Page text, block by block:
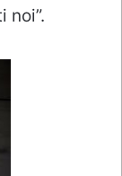
noi”.